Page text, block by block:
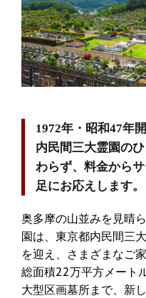
1972年・昭和47年
内民間三大霊園の
わらず、料金から
足にお応えします。
奥多摩の山並みを見晴
園は、東京都内民間三
を迎え、さまざまなご
総面積22万平方メート
大型区画墓所まで、新